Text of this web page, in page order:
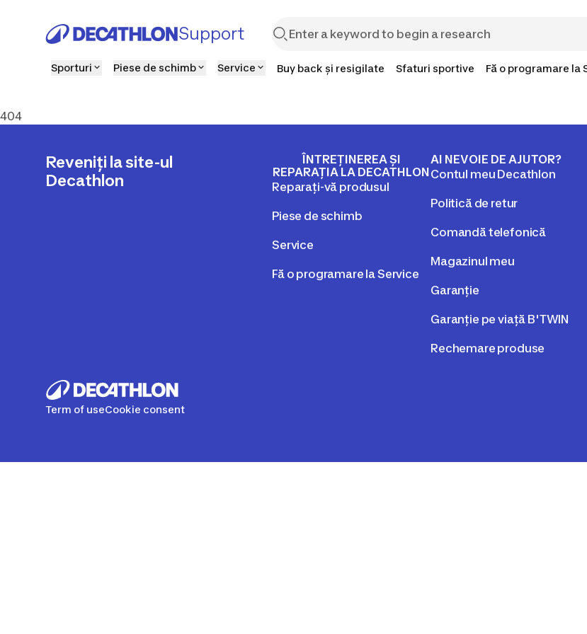
Support
Sporturi Piese de schimb Service Buy back și resigilate Sfaturi sportive Fă o programare la
404
Reveniți la site-ul
Decathlon
ÎNTREȚINEREA ȘI
REPARAȚIA LA DECATHLON
Reparați-vă produsul
Piese de schimb
Service
Fă o programare la Service
AI NEVOIE DE AJUTOR?
Contul meu Decathlon
Politică de retur
Comandă telefonică
Magazinul meu
Garanție
Garanție pe viață B'TWIN
Rechemare produse
Term of useCookie consent